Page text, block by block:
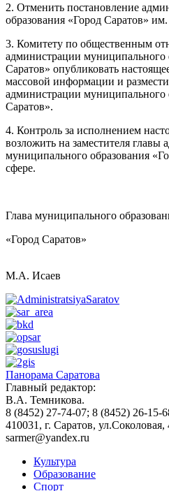
2. Отменить постановление
образования «Город Саратов»
3. Комитету по общественным
администрации муниципального
Саратов» опубликовать
массовой информации и
администрации муниципального
Саратов».
4. Контроль за исполнением
возложить на заместителя главы
муниципального образования
сфере.
Глава муниципального
«Город
М.А. Исаев
Панорама Саратова
Главный редактор:
В.А. Темникова.
8 (8452) 27-74-07; 8 (8452) 26-15-
410031, г. Саратов, ул.Соколовая,
sarmer@yandex.ru
Культура
Образование
Спорт